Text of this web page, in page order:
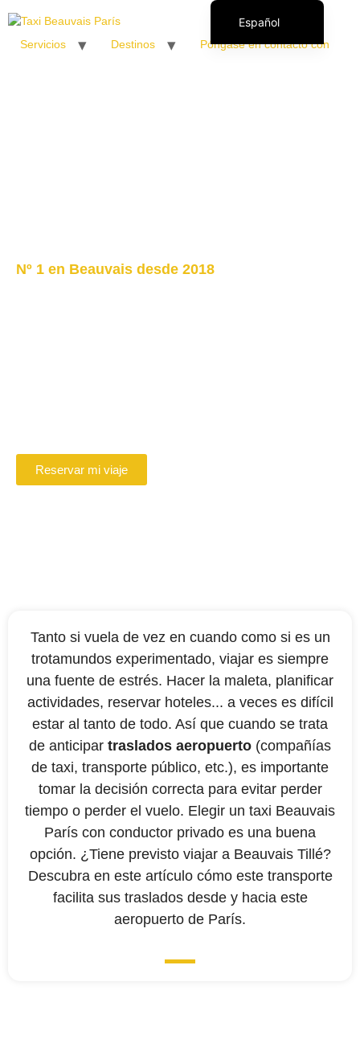
Servicios Destinos Póngase en contacto con
Nº 1 en Beauvais desde 2018
Reservar mi viaje
Tanto si vuela de vez en cuando como si es un
trotamundos experimentado, viajar es siempre
una fuente de estrés. Hacer la maleta, planificar
actividades, reservar hoteles... a veces es difícil
estar al tanto de todo. Así que cuando se trata
de anticipar traslados aeropuerto (compañías
de taxi, transporte público, etc.), es importante
tomar la decisión correcta para evitar perder
tiempo o perder el vuelo. Elegir un taxi Beauvais
París con conductor privado es una buena
opción. ¿Tiene previsto viajar a Beauvais Tillé?
Descubra en este artículo cómo este transporte
facilita sus traslados desde y hacia este
aeropuerto de París.
Español
Français